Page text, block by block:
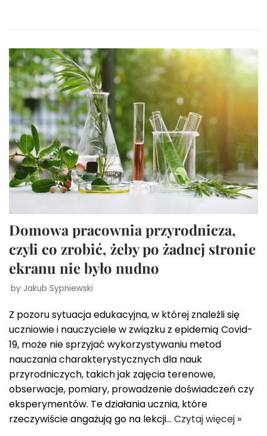
Domowa pracownia przyrodnicza,
czyli co zrobić, żeby po żadnej stronie
ekranu nie było nudno
by Jakub Sypniewski
Z pozoru sytuacja edukacyjna, w której znaleźli się
uczniowie i nauczyciele w związku z epidemią Covid-
19, może nie sprzyjać wykorzystywaniu metod
nauczania charakterystycznych dla nauk
przyrodniczych, takich jak zajęcia terenowe,
obserwacje, pomiary, prowadzenie doświadczeń czy
eksperymentów. Te działania ucznia, które
rzeczywiście angażują go na lekcji… Czytaj więcej »